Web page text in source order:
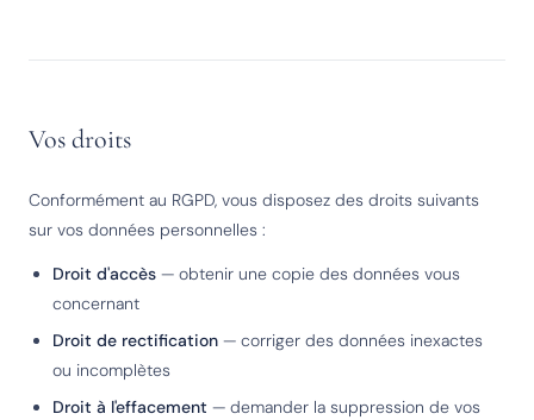
Vos droits
Conformément au RGPD, vous disposez des droits suivants
sur vos données personnelles :
Droit d'accès — obtenir une copie des données vous
concernant
Droit de rectification — corriger des données inexactes
ou incomplètes
Droit à l'effacement — demander la suppression de vos